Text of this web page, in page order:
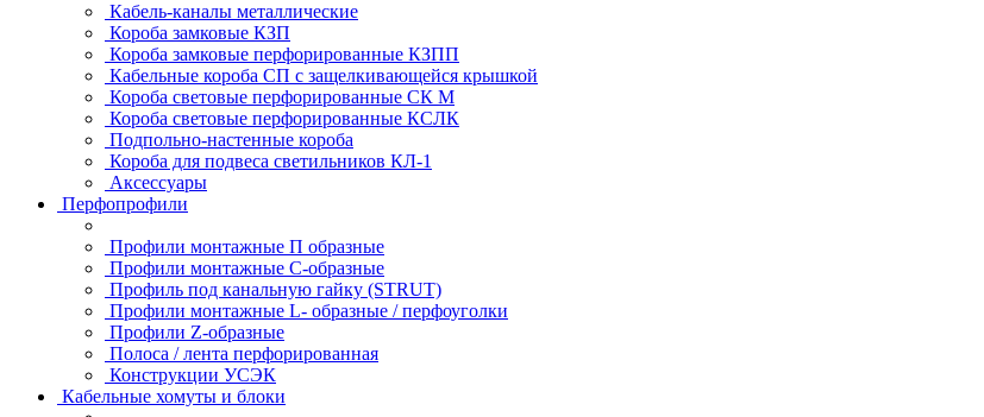
Кабель-каналы металлические
Короба замковые КЗП
Короба замковые перфорированные КЗПП
Кабельные короба СП с защелкивающейся крышкой
Короба световые перфорированные СК М
Короба световые перфорированные КСЛК
Подпольно-настенные короба
Короба для подвеса светильников КЛ-1
Аксессуары
Перфопрофили
Профили монтажные П образные
Профили монтажные C-образные
Профиль под канальную гайку (STRUT)
Профили монтажные L- образные / перфоуголки
Профили Z-образные
Полоса / лента перфорированная
Конструкции УСЭК
Кабельные хомуты и блоки